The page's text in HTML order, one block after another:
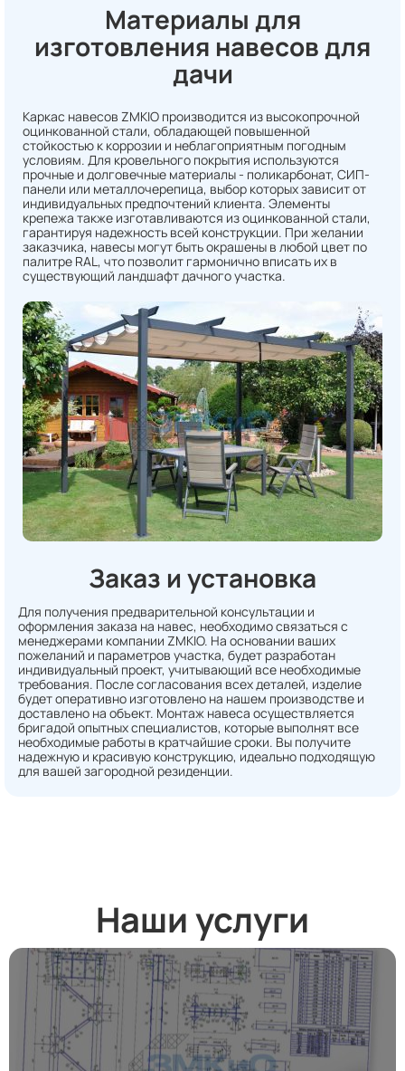
Материалы для
изготовления навесов для
дачи
Каркас навесов ZMKIO производится из высокопрочной
оцинкованной стали, обладающей повышенной
стойкостью к коррозии и неблагоприятным погодным
условиям. Для кровельного покрытия используются
прочные и долговечные материалы - поликарбонат, СИП-
панели или металлочерепица, выбор которых зависит от
индивидуальных предпочтений клиента. Элементы
крепежа также изготавливаются из оцинкованной стали,
гарантируя надежность всей конструкции. При желании
заказчика, навесы могут быть окрашены в любой цвет по
палитре RAL, что позволит гармонично вписать их в
существующий ландшафт дачного участка.
Заказ и установка
Для получения предварительной консультации и
оформления заказа на навес, необходимо связаться с
менеджерами компании ZMKIO. На основании ваших
пожеланий и параметров участка, будет разработан
индивидуальный проект, учитывающий все необходимые
требования. После согласования всех деталей, изделие
будет оперативно изготовлено на нашем производстве и
доставлено на объект. Монтаж навеса осуществляется
бригадой опытных специалистов, которые выполнят все
необходимые работы в кратчайшие сроки. Вы получите
надежную и красивую конструкцию, идеально подходящую
для вашей загородной резиденции.
Наши услуги